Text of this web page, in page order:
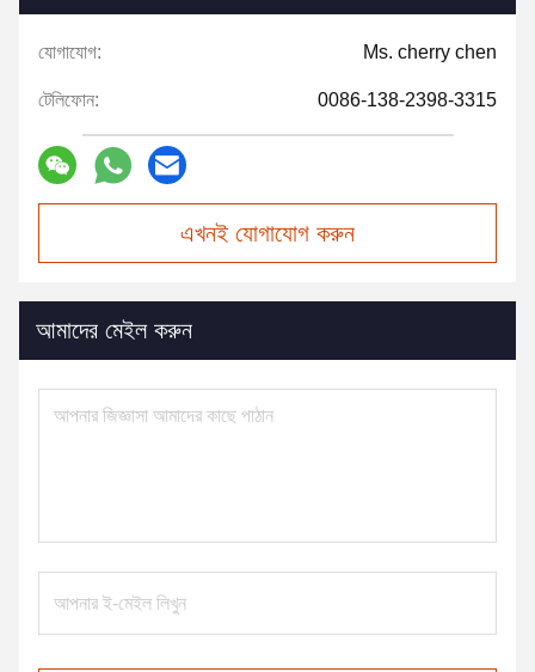
যোগাযোগ: Ms. cherry chen
টেলিফোন: 0086-138-2398-3315
এখনই যোগাযোগ করুন
আমাদের মেইল করুন